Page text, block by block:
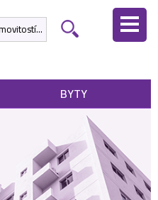
BYTY